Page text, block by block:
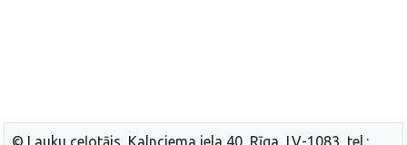
© Lauku ceļotājs, Kalnciema iela 40, Rīga, LV-1083, tel.: